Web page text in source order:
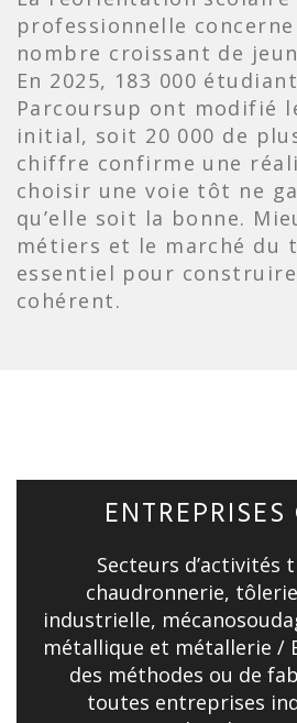
professionnelle
nombre croissant de
En 2025, 183 000
Parcoursup ont modifié
initial, soit 20 000 de plus
chiffre confirme une
choisir une voie tôt ne
qu’elle soit la bonne.
métiers et le marché du
essentiel pour
cohérent.
Secteurs d’activités
chaudronnerie,
industrielle,
métallique et métallerie /
des méthodes ou de
toutes entreprises